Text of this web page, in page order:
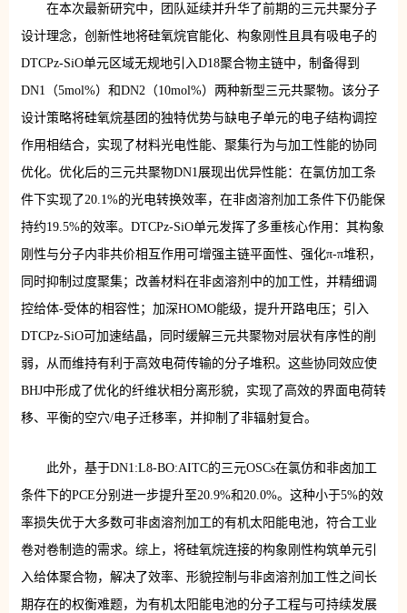
在本次最新研究中，团队延续并升华了前期的三元共聚分子
设计理念，创新性地将硅氧烷官能化、构象刚性且具有吸电子的
DTCPz-SiO单元区域无规地引入D18聚合物主链中，制备得到
DN1（5mol%）和DN2（10mol%）两种新型三元共聚物。该分子
设计策略将硅氧烷基团的独特优势与缺电子单元的电子结构调控
作用相结合，实现了材料光电性能、聚集行为与加工性能的协同
优化。优化后的三元共聚物DN1展现出优异性能：在氯仿加工条
件下实现了20.1%的光电转换效率，在非卤溶剂加工条件下仍能保
持约19.5%的效率。DTCPz-SiO单元发挥了多重核心作用：其构象
刚性与分子内非共价相互作用可增强主链平面性、强化π-π堆积，
同时抑制过度聚集；改善材料在非卤溶剂中的加工性，并精细调
控给体-受体的相容性；加深HOMO能级，提升开路电压；引入
DTCPz-SiO可加速结晶，同时缓解三元共聚物对层状有序性的削
弱，从而维持有利于高效电荷传输的分子堆积。这些协同效应使
BHJ中形成了优化的纤维状相分离形貌，实现了高效的界面电荷转
移、平衡的空穴/电子迁移率，并抑制了非辐射复合。
此外，基于DN1:L8-BO:AITC的三元OSCs在氯仿和非卤加工
条件下的PCE分别进一步提升至20.9%和20.0%。这种小于5%的效
率损失优于大多数可非卤溶剂加工的有机太阳能电池，符合工业
卷对卷制造的需求。综上，将硅氧烷连接的构象刚性构筑单元引
入给体聚合物，解决了效率、形貌控制与非卤溶剂加工性之间长
期存在的权衡难题，为有机太阳能电池的分子工程与可持续发展